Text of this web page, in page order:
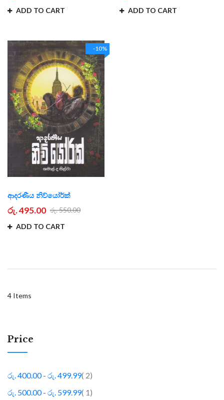
ADD TO CART
ADD TO CART
-10%
ආදරණීය නිව්යෝර්ක්
රු. 495.00 රු. 550.00
ADD TO CART
4 Items
Price
රු. 400.00- රු. 499.99 2item
රු. 500.00- රු. 599.99 1item